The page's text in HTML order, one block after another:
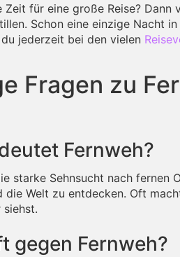
Zeit für eine große Reise? Dann
Schon eine einzige Nacht
jederzeit bei den vielen
Fragen zu
Fernweh?
starke Sehnsucht nach fernen
die Welt zu entdecken. Oft
siehst.
gegen Fernweh?